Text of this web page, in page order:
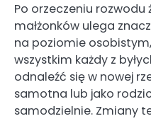
Po orzeczeniu rozwodu
małżonków ulega
na poziomie
wszystkim każdy z
odnaleźć się w nowej
samotna lub jako
samodzielnie. Zmiany